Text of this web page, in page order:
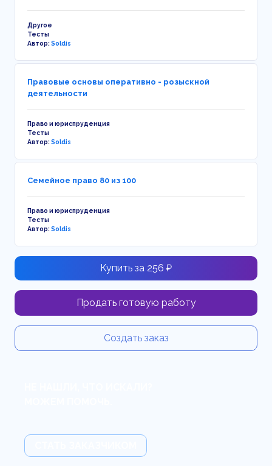
Другое
Тесты
Автор:Soldis
Правовые основы оперативно - розыскной
деятельности
Право и юриспруденция
Тесты
Автор:Soldis
Семейное право 80 из 100
Право и юриспруденция
Тесты
Автор:Soldis
Купить за 256 ₽
Продать готовую работу
Создать заказ